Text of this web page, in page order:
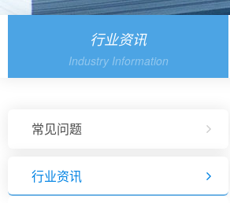
行业资讯
Industry Information
常见问题
行业资讯